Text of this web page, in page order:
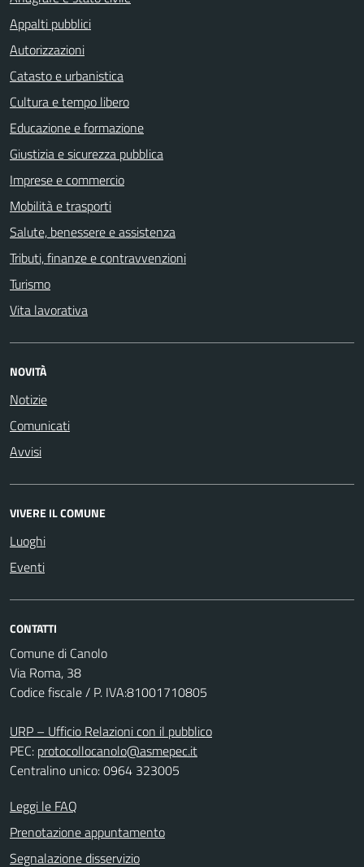
Appalti pubblici
Autorizzazioni
Catasto e urbanistica
Cultura e tempo libero
Educazione e formazione
Giustizia e sicurezza pubblica
Imprese e commercio
Mobilità e trasporti
Salute, benessere e assistenza
Tributi, finanze e contravvenzioni
Turismo
Vita lavorativa
NOVITÀ
Notizie
Comunicati
Avvisi
VIVERE IL COMUNE
Luoghi
Eventi
CONTATTI
Comune di Canolo
Via Roma, 38
Codice fiscale / P. IVA:81001710805
URP – Ufficio Relazioni con il pubblico
PEC: protocollocanolo@asmepec.it
Centralino unico: 0964 323005
Leggi le FAQ
Prenotazione appuntamento
Segnalazione disservizio